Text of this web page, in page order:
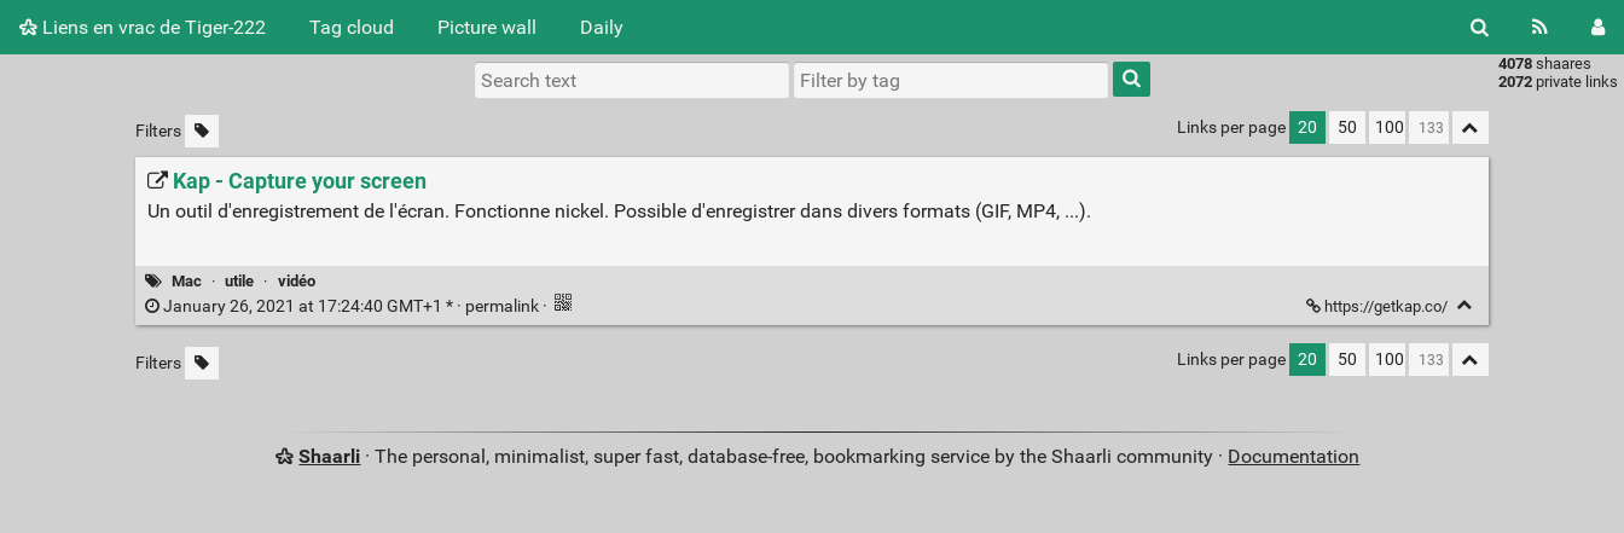
Liens en vrac de Tiger-222 Tag cloud Picture wall Daily
4078 shaares
2072 private links
Type 1 or
more
characters
results.
Filters Links per page 20 50 100
Kap - Capture your screen
Un outil d'enregistrement de l'écran. Fonctionne nickel. Possible d'enregistrer dans divers formats (GIF, MP4, ...).
Mac · utile · vidéo
January 26, 2021 at 17:24:40 GMT+1 * · permalink · https://getkap.co/
Filters Links per page 20 50 100
Shaarli · The personal, minimalist, super fast, database-free, bookmarking service by the Shaarli community · Documentation